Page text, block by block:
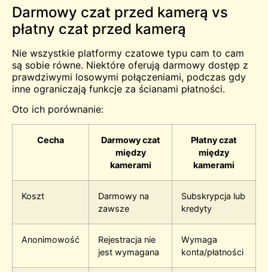
Darmowy czat przed kamerą vs
płatny czat przed kamerą
Nie wszystkie platformy czatowe typu cam to cam
są sobie równe. Niektóre oferują darmowy dostęp z
prawdziwymi losowymi połączeniami, podczas gdy
inne ograniczają funkcje za ścianami płatności.
Oto ich porównanie:
Cecha
Darmowy czat
między
kamerami
Płatny czat
między
kamerami
Koszt
Darmowy na
zawsze
Subskrypcja lub
kredyty
Anonimowość
Rejestracja nie
jest wymagana
Wymaga
konta/płatności